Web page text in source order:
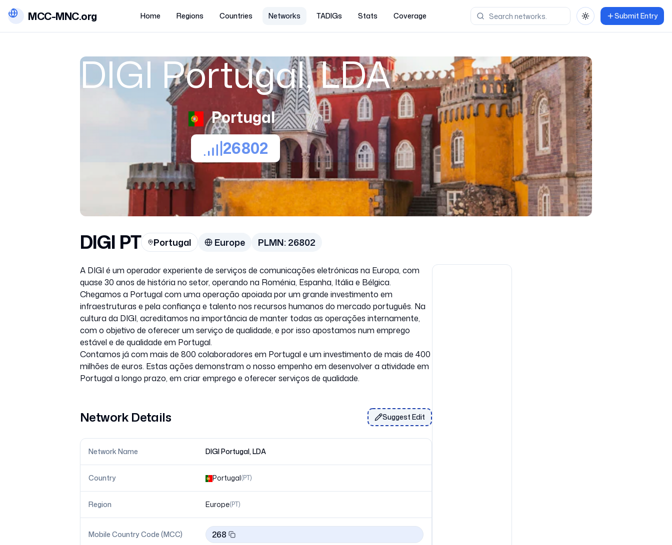
MCC-MNC.org Home Regions Countries Networks TADIGs Stats Coverage Toggle themeSubmit Entry
DIGI Portugal, LDA
Portugal
26802
DIGI PT Portugal Europe PLMN:26802
A DIGI é um operador experiente de serviços de comunicações eletrónicas na Europa, com
quase 30 anos de história no setor, operando na Roménia, Espanha, Itália e Bélgica.
Chegamos a Portugal com uma operação apoiada por um grande investimento em
infraestruturas e pela confiança e talento nos recursos humanos do mercado português. Na
cultura da DIGI, acreditamos na importância de manter todas as operações internamente,
com o objetivo de oferecer um serviço de qualidade, e por isso apostamos num emprego
estável e de qualidade em Portugal.
Contamos já com mais de 800 colaboradores em Portugal e um investimento de mais de 400
milhões de euros. Estas ações demonstram o nosso empenho em desenvolver a atividade em
Portugal a longo prazo, em criar emprego e oferecer serviços de qualidade.
Network Details Suggest Edit
Network Name DIGI Portugal, LDA
Country Portugal(PT)
Region Europe(PT)
Mobile Country Code (MCC) 268